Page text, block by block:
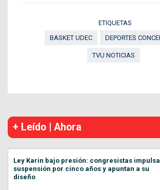
ETIQUETAS
BASKET UDEC
DEPORTES
TVU NOTICIAS
+ Leído | Ahora
Ley Karin bajo presión: congresistas
suspensión por cinco años y apuntan a su
diseño